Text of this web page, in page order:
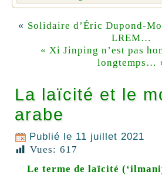
« Solidaire d’Éric Dupond-
LREM…
« Xi Jinping n’est pas
longtemps…
La laïcité et le
arabe
Publié le 11 juillet 2021
Vues: 617
Le terme de laïcité